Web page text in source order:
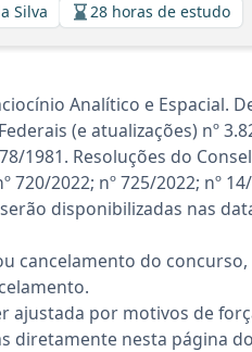
Silva 28 horas de estudo
Analítico e Espacial.
(e atualizações) nº
1981. Resoluções do
720/2022; nº 725/2022; nº
disponibilizadas nas
cancelamento do
por motivos de
diretamente nesta página